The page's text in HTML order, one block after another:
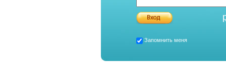
Запомнить меня